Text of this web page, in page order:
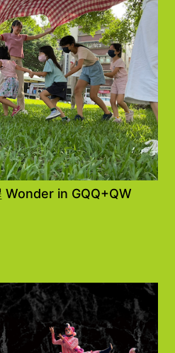
Wonder in GQQ+QW